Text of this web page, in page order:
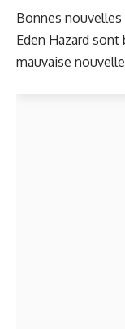
Bonnes
Eden Hazard
mauvaise